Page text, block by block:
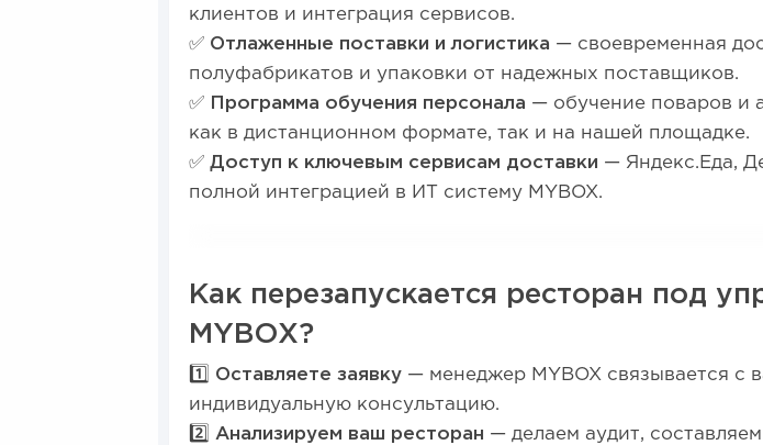
клиентов и интеграция сервисов.
✅ Отлаженные поставки и логистика — своевременная
полуфабрикатов и упаковки от надежных поставщиков.
✅
Программа обучения персонала — обучение поваров и
как в дистанционном формате, так и на нашей площадке.
✅ Доступ к ключевым сервисам доставки — Яндекс.Еда,
полной интеграцией в ИТ систему MYBOX.
Как перезапускается ресторан под
MYBOX?
1️⃣ Оставляете заявку — менеджер MYBOX связывается с
индивидуальную консультацию.
2️⃣ Анализируем ваш ресторан — делаем аудит,